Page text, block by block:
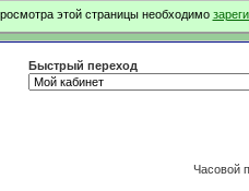
этой страницы необходимо
Быстрый переход
Часовой